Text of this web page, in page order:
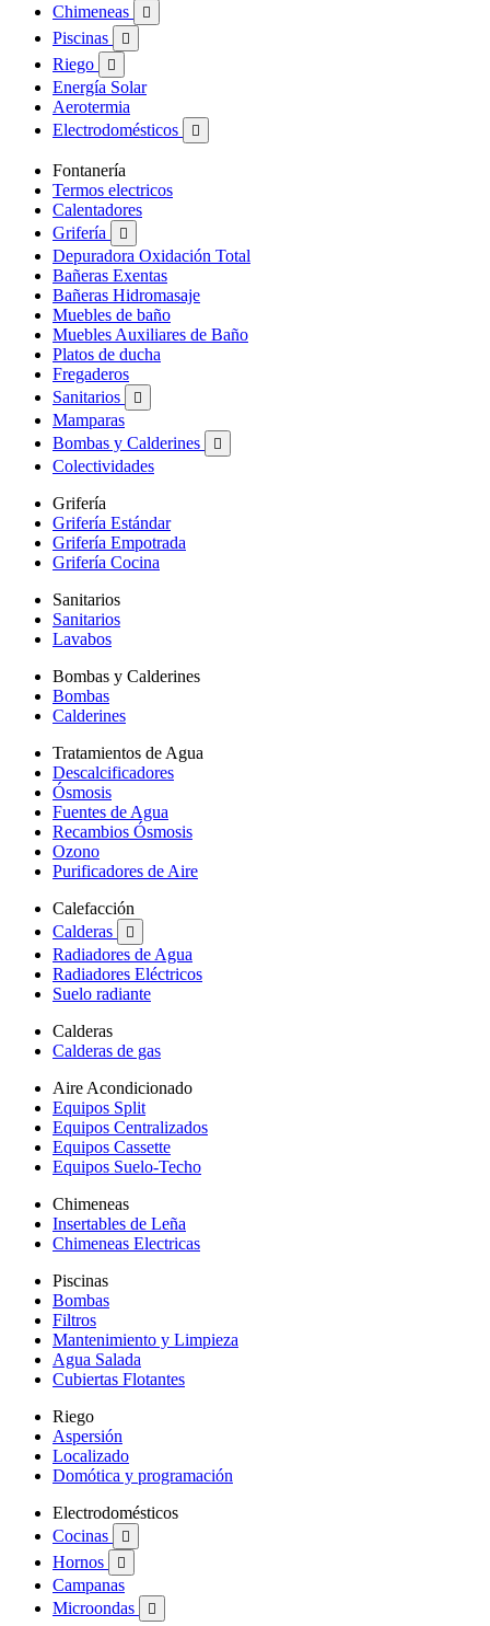
Chimeneas 
Piscinas 
Riego 
Energía Solar
Aerotermia
Electrodomésticos

Fontanería
Termos electricos
Calentadores
Grifería

Depuradora Oxidación Total
Bañeras Exentas
Bañeras Hidromasaje
Muebles de baño
Muebles Auxiliares de Baño
Platos de ducha
Fregaderos
Sanitarios

Mamparas
Bombas y Calderines

Colectividades
Grifería
Grifería Estándar
Grifería Empotrada
Grifería Cocina
Sanitarios
Sanitarios
Lavabos
Bombas y Calderines
Bombas
Calderines
Tratamientos de Agua
Descalcificadores
Ósmosis
Fuentes de Agua
Recambios Ósmosis
Ozono
Purificadores de Aire
Calefacción
Calderas

Radiadores de Agua
Radiadores Eléctricos
Suelo radiante
Calderas
Calderas de gas
Aire Acondicionado
Equipos Split
Equipos Centralizados
Equipos Cassette
Equipos Suelo-Techo
Chimeneas
Insertables de Leña
Chimeneas Electricas
Piscinas
Bombas
Filtros
Mantenimiento y Limpieza
Agua Salada
Cubiertas Flotantes
Riego
Aspersión
Localizado
Domótica y programación
Electrodomésticos
Cocinas

Hornos 
Campanas
Microondas
